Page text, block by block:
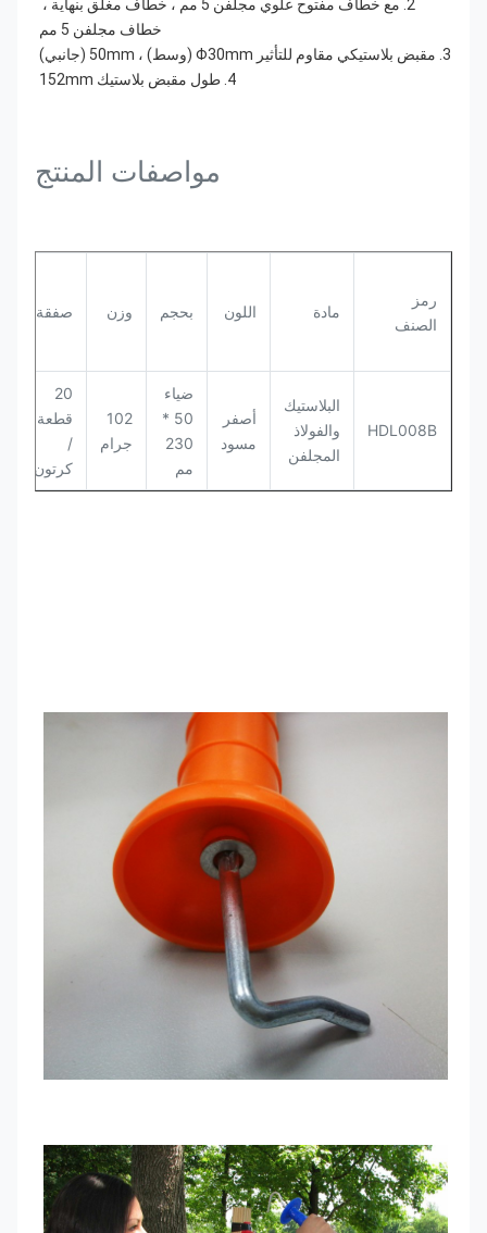
خطاف مجلفن 5 مم
3. مقبض بلاستيكي مقاوم للتأثير Φ30mm (وسط) ، 50mm (جانبي)
4. طول مقبض بلاستيك 152mm
مواصفات المنتج
رمز
الصنف
مادة اللون بحجم وزن صفقة
HDL008B
البلاستيك
والفولاذ
المجلفن
أصفر
مسود
ضياء
50 *
230
مم
102
جرام
20
قطعة
/
كرتون